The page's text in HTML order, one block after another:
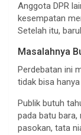
Anggota DPR
kesempatan
Setelah itu,
Masalahnya
Perdebatan ini
tidak bisa
Publik butuh
pada batu bara,
pasokan, tata